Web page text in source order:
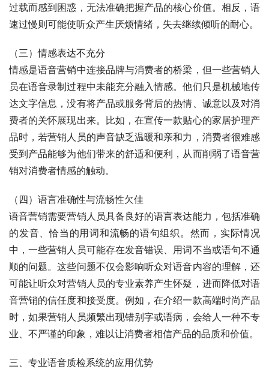
过载而感到困惑，无法准确把握产品的核心价值。相反，语
速过慢则可能使听众产生厌烦情绪，失去继续倾听的耐心。
（三）情感表达不充分
情感是语音营销中连接品牌与消费者的桥梁，但一些营销人
员在语音录制过程中未能充分融入情感。他们只是机械地传
达文字信息，没有将产品或服务背后的热情、诚意以及对消
费者的关怀展现出来。比如，在宣传一款贴心的家居护理产
品时，若营销人员的声音缺乏温暖和亲和力，消费者很难感
受到产品能够为他们带来的舒适和便利，从而削弱了语音营
销对消费者情感的触动。
（四）语言准确性与流畅性欠佳
语音营销需要营销人员具备良好的语言表达能力，包括准确
的发音、恰当的用词和流畅的语句组织。然而，实际情况
中，一些营销人员可能存在发音错误、用词不当或语句不通
顺的问题。这些问题不仅会影响听众对语音内容的理解，还
可能让听众对营销人员的专业素养产生怀疑，进而降低对语
音营销的信任度和接受度。例如，在介绍一款高端时尚产品
时，如果营销人员频繁出现错别字或语病，会给人一种不专
业、不严谨的印象，难以让消费者相信产品的品质和价值。
三、专业语音质检系统的应用优势